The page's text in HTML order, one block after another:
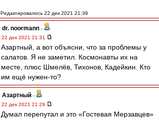
Редактировалось 22 дек 2021 21:39
dr. noormann -
22 дек 2021 21:31
Азартный, а вот объясни, что за проблемы у
салатов. Я не заметил. Космонавты их на
месте, плюс Шмелёв, Тихонов, Кадейкин. Кто
им ещё нужен-то?
Азартный -
22 дек 2021 21:29
Думал перепутал и это «Гостевая Мерзавцев»